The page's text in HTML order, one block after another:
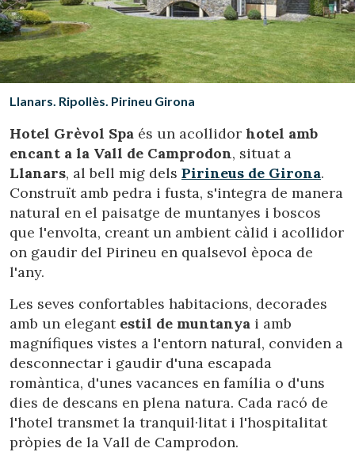
Ubicació/nom de l'hotel
CA ES EN FR
Llanars. Ripollès. Pirineu Girona
Hotel Grèvol Spa és un acollidor hotel amb
encant a la Vall de Camprodon, situat a
Llanars, al bell mig dels Pirineus de Girona.
Construït amb pedra i fusta, s'integra de manera
natural en el paisatge de muntanyes i boscos
que l'envolta, creant un ambient càlid i acollidor
on gaudir del Pirineu en qualsevol època de
l'any.
Les seves confortables habitacions, decorades
amb un elegant estil de muntanya i amb
magnífiques vistes a l'entorn natural, conviden a
desconnectar i gaudir d'una escapada
romàntica, d'unes vacances en família o d'uns
dies de descans en plena natura. Cada racó de
l'hotel transmet la tranquil·litat i l'hospitalitat
pròpies de la Vall de Camprodon.